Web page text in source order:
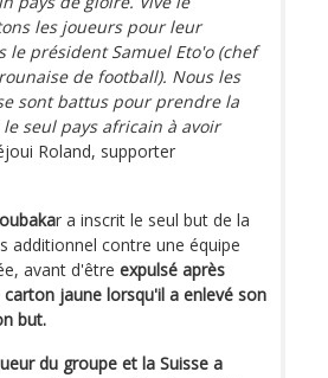
les joueurs pour leur
le président Samuel Eto'o (chef
de football). Nous les
sont battus pour prendre la
seul pays africain à avoir
Roland, supporter
r a inscrit le seul but de la
additionnel contre une équipe
avant d'être expulsé après
jaune lorsqu'il a enlevé son
but.
du groupe et la Suisse a